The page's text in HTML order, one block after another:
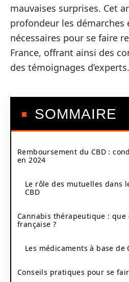
mauvaises surprises. Cet
profondeur les démarches
nécessaires pour se faire
France, offrant ainsi des
des témoignages d’experts.
SOMMAIRE
Remboursement du CBD :
en 2024
Le rôle des mutuelles dans
CBD
Cannabis thérapeutique :
française ?
Les médicaments à base de
Conseils pratiques pour se